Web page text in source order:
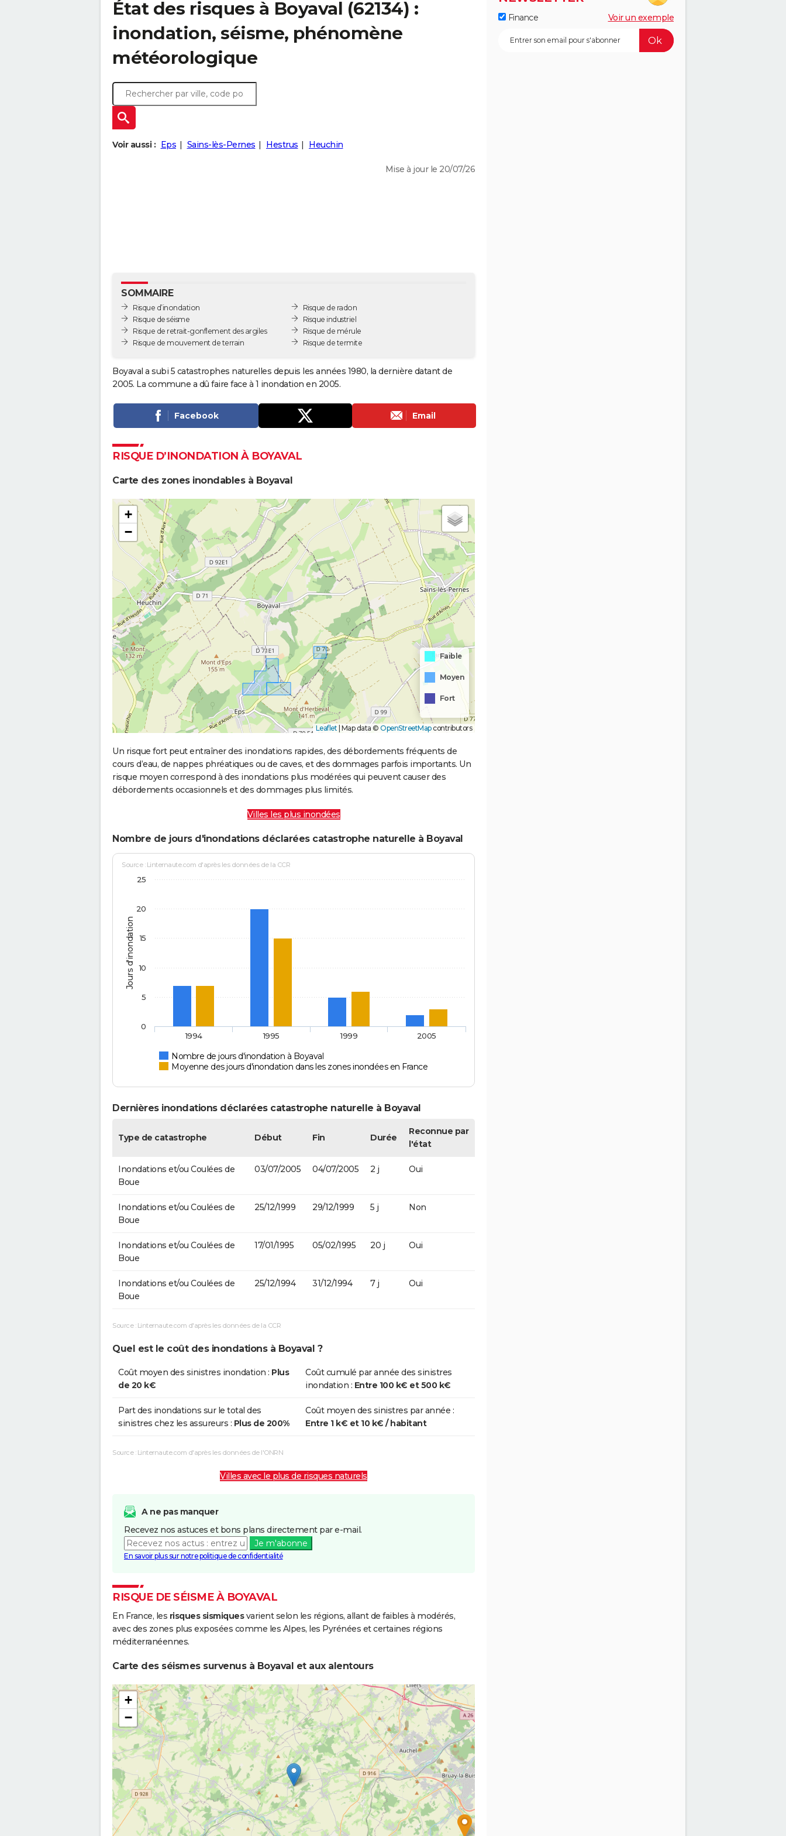
État des risques à Boyaval (62134) :
inondation, séisme, phénomène
météorologique
Voir aussi : Eps Sains-lès-Pernes Hestrus Heuchin
Mise à jour le 20/07/26
SOMMAIRE
Risque d’inondation
Risque de séisme
Risque de retrait-gonflement des argiles
Risque de mouvement de terrain
Risque de radon
Risque industriel
Risque de mérule
Risque de termite
Boyaval a subi 5 catastrophes naturelles depuis les années 1980, la dernière datant de
2005. La commune a dû faire face à 1 inondation en 2005.
Facebook Email
RISQUE D’INONDATION À BOYAVAL
Carte des zones inondables à Boyaval
+
−
Faible
Moyen
Fort
Leaflet Map data © OpenStreetMapcontributors
Un risque fort peut entraîner des inondations rapides, des débordements fréquents de
cours d’eau, de nappes phréatiques ou de caves, et des dommages parfois importants. Un
risque moyen correspond à des inondations plus modérées qui peuvent causer des
débordements occasionnels et des dommages plus limités.
Villes les plus inondées
Nombre de jours d'inondations déclarées catastrophe naturelle à Boyaval
Jours d'inondation
Source : Linternaute.com d'après les données de la CCR
Nombre de jours d'inondation à Boyaval
Moyenne des jours d'inondation dans les zones inondées en France
1994 1995 1999 2005
0
5
10
15
20
25
Dernières inondations déclarées catastrophe naturelle à Boyaval
Type de catastrophe Début Fin Durée
Reconnue par
l'état
Inondations et/ou Coulées de
Boue
03/07/2005 04/07/2005 2 j Oui
Inondations et/ou Coulées de
Boue
25/12/1999 29/12/1999 5 j Non
Inondations et/ou Coulées de
Boue
17/01/1995 05/02/1995 20 j Oui
Inondations et/ou Coulées de
Boue
25/12/1994 31/12/1994 7 j Oui
Source : Linternaute.com d'après les données de la CCR
Quel est le coût des inondations à Boyaval ?
Coût moyen des sinistres inondation : Plus
de 20 k€
Coût cumulé par année des sinistres
inondation : Entre 100 k€ et 500 k€
Part des inondations sur le total des
sinistres chez les assureurs : Plus de 200%
Coût moyen des sinistres par année :
Entre 1 k€ et 10 k€ / habitant
Source : Linternaute.com d'après les données de l'ONRN
Villes avec le plus de risques naturels
A ne pas manquer
Recevez nos astuces et bons plans directement par e-mail.
Je m'abonne
En savoir plus sur notre politique de confidentialité
RISQUE DE SÉISME À BOYAVAL
En France, les risques sismiquesvarient selon les régions, allant de faibles à modérés,
avec des zones plus exposées comme les Alpes, les Pyrénées et certaines régions
méditerranéennes.
Carte des séismes survenus à Boyaval et aux alentours
+
−
Finance Voir un exemple